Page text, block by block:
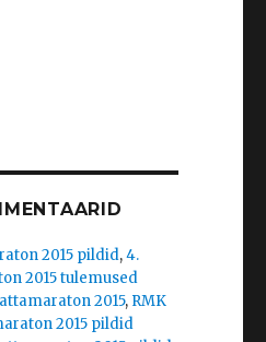
2015 pildid,4.
2015 tulemused
2015, RMK
2015 pildid